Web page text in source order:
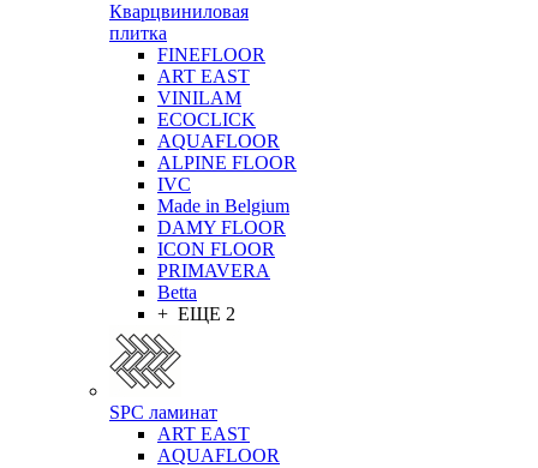
Кварцвиниловая
плитка
FINEFLOOR
ART EAST
VINILAM
ECOCLICK
AQUAFLOOR
ALPINE FLOOR
IVC
Made in Belgium
DAMY FLOOR
ICON FLOOR
PRIMAVERA
Betta
+ ЕЩЕ 2
SPC ламинат
ART EAST
AQUAFLOOR